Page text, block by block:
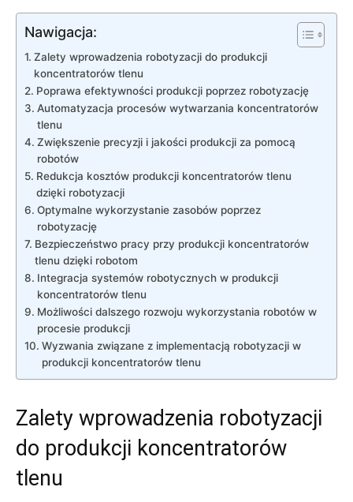
Nawigacja:
Zalety wprowadzenia ‍robotyzacji⁢ do produkcji‌
koncentratorów tlenu
Poprawa efektywności produkcji‌ poprzez ⁤robotyzację
Automatyzacja ⁣procesów​ wytwarzania koncentratorów
tlenu
Zwiększenie precyzji ‌i jakości produkcji za pomocą
robotów
Redukcja kosztów​ produkcji ​koncentratorów tlenu
dzięki robotyzacji
Optymalne‍ wykorzystanie zasobów poprzez‌
robotyzację
Bezpieczeństwo ⁢pracy przy produkcji koncentratorów
tlenu dzięki‌ robotom
Integracja systemów ‍robotycznych w ‍produkcji
koncentratorów tlenu
Możliwości dalszego ⁢rozwoju wykorzystania‌ robotów w
procesie produkcji
Wyzwania​ związane‍ z implementacją robotyzacji w
produkcji⁢ koncentratorów tlenu
Zalety wprowadzenia ‍robotyzacji⁢
do produkcji‌ koncentratorów
tlenu